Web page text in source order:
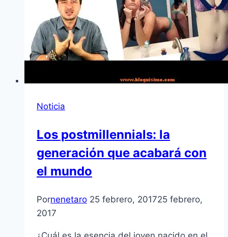
Noticia
Los postmillennials: la
generación que acabará con
el mundo
Pornenetaro 25 febrero, 201725 febrero,
2017